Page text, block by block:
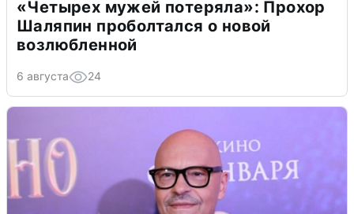
«Четырех мужей потеряла»: Прохор
Шаляпин проболтался о новой
возлюбленной
6 августа 24